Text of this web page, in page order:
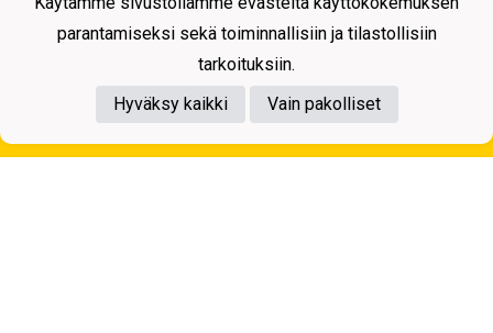
Tietosuojaseloste
parantamiseksi sekä toiminnallisiin ja tilastollisiin
tarkoituksiin.
Hyväksy kaikki
Vain pakolliset